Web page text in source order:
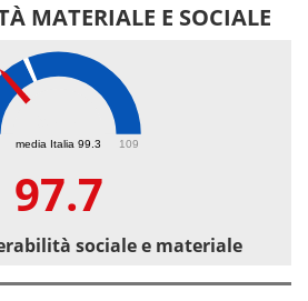
MATERIALE E SOCIALE
media Italia 99.3 109
97.7
sociale e materiale